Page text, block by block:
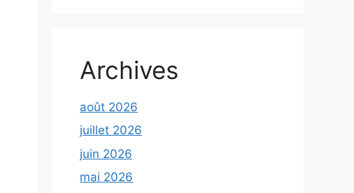
Archives
août 2026
juillet 2026
juin 2026
mai 2026